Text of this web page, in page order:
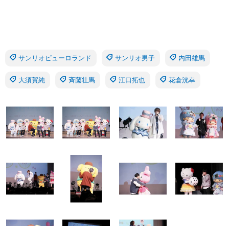
サンリオピューロランド サンリオ男子 内田雄馬
大須賀純 斉藤壮馬 江口拓也 花倉洸幸